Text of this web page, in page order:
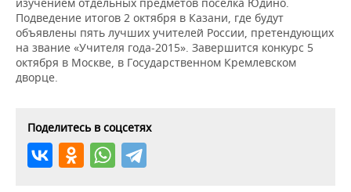
ВОДНЫЕ ВИДЫ СПОРТА
ХОККЕЙ С МЯЧОМ
ОБРАЗОВАНИЕ
ПРОИСШЕСТВИЯ
Подведение итогов 2 октября в Казани, где будут
объявлены пять лучших учителей России, претендующих
на звание «Учителя года-2015». Завершится конкурс 5
октября в Москве, в Государственном Кремлевском
дворце.
Поделитесь в соцсетях